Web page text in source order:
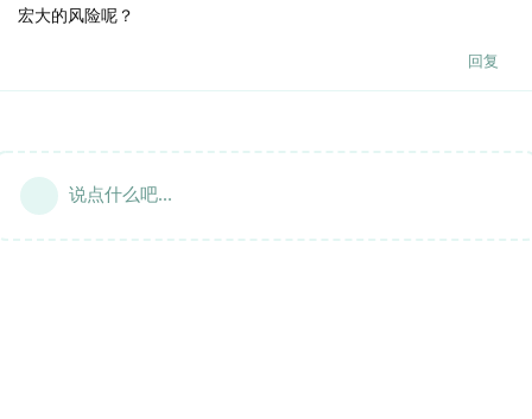
宏大的风险呢？
回复
说点什么吧...